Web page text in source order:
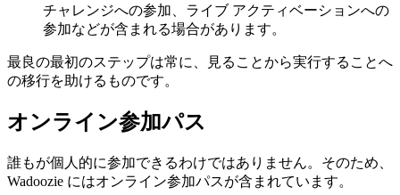
チャレンジへの参加、ライブ アクティベーションへの
参加などが含まれる場合があります。
最良の最初のステップは常に、見ることから実行することへ
の移行を助けるものです。
オンライン参加パス
誰もが個人的に参加できるわけではありません。そのため、
Wadoozie にはオンライン参加パスが含まれています。